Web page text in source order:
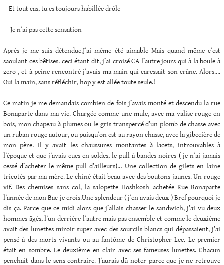
—Et tout cas, tu es toujours habillée drôle
— Je n’ai pas cette sensation
Après je me suis détendue.J’ai même été aimable Mais quand même c’est
saoulant ces bêtises. ceci étant dit, j’ai croisé CA l’autre jours qui à la boule à
zero , et à peine rencontré j’avais ma main qui caressait son crâne. Alors….
Oui la main, sans réfléchir, hop y est allée toute seule.!
Ce matin je me demandais combien de fois j’avais monté et descendu la rue
Bonaparte dans ma vie. Chargée comme une mule, avec ma valise rouge en
bois, mon chapeau à plumes ou le gris transpercé d’un plomb de chasse avec
un ruban rouge autour, ou puisqu’on est au rayon chasse, avec la gibecière de
mon père. Il y avait les chaussures montantes à lacets, introuvables à
l’époque et que j’avais eues en soldes, le pull à bandes noires ( je n’ai jamais
cessé d’acheter le même pull d’ailleurs)… Une collection de gilets en laine
tricotés par ma mère. Le chiné était beau avec des boutons jaunes. Un rouge
vif. Des chemises sans col, la salopette Hoshkosh achetée Rue Bonaparte
l’année de mon Bac je crois.Une splendeur ( j’en avais deux ) Bref pourquoi je
dis ça. Parce que ce midi alors que j’allais chasser le sandwich, j’ai vu deux
hommes âgés, l’un derrière l’autre mais pas ensemble et comme le deuxième
avait des lunettes miroir super avec des sourcils blancs qui dépassaient, j’ai
pensé à des morts vivants ou au fantôme de Christopher Lee. Le premier
était en sombre. Le deuxième en clair avec ses fameuses lunettes. Chacun
penchait dans le sens contraire. J’aurais dû noter parce que je ne retrouve